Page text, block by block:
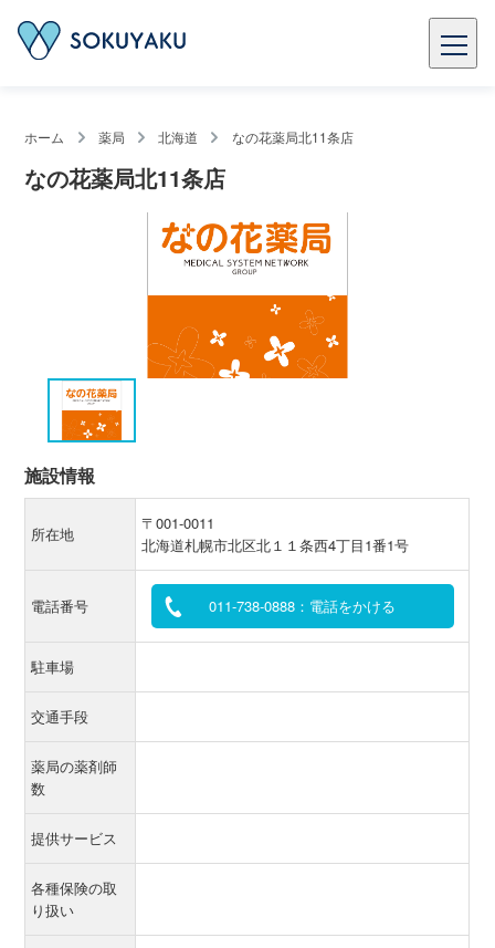
ホーム 薬局 北海道 なの花薬局北11条店
なの花薬局北11条店
施設情報
所在地
〒001-0011
北海道札幌市北区北１１条西4丁目1番1号
電話番号 011-738-0888：電話をかける
駐車場
交通手段
薬局の薬剤師
数
提供サービス
各種保険の取
り扱い